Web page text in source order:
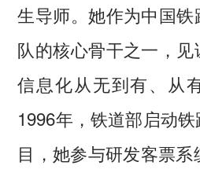
生导师。她作为中国
队的核心骨干之一，
信息化从无到有、从
1996年，铁道部启动
目，她参与研发客票系